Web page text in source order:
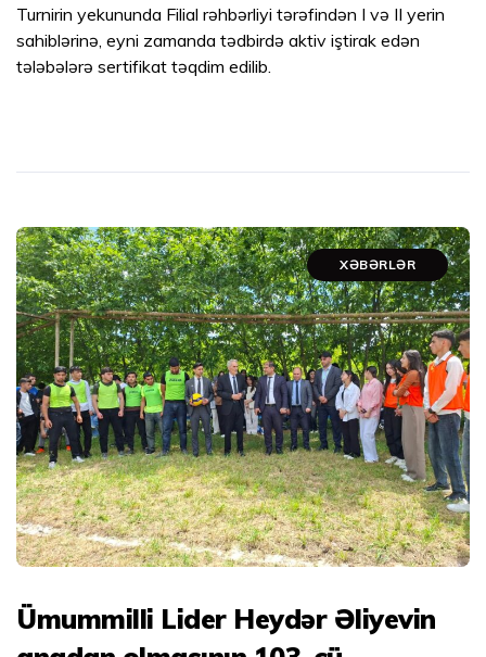
Turnirin yekununda Filial rəhbərliyi tərəfindən I və II yerin
sahiblərinə, eyni zamanda tədbirdə aktiv iştirak edən
tələbələrə sertifikat təqdim edilib.
XƏBƏRLƏR
Ümummilli Lider Heydər Əliyevin